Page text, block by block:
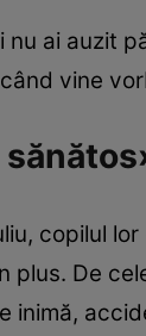
nu ai
vine
copilul
plus. De
inimă,